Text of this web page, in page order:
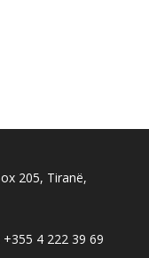
205, Tiranë,
4 222 39 69